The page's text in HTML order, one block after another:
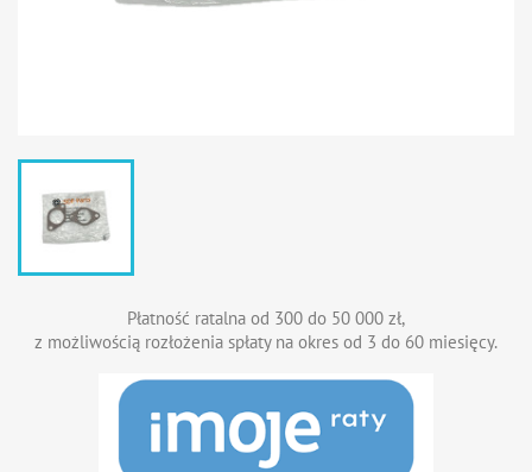
Płatność ratalna od 300 do 50 000 zł,
z możliwością rozłożenia spłaty na okres od 3 do 60 miesięcy.